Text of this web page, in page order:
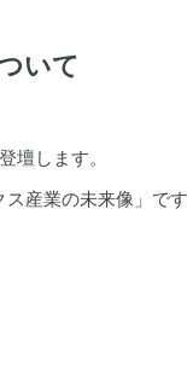
いて
壇します。
産業の未来像」で